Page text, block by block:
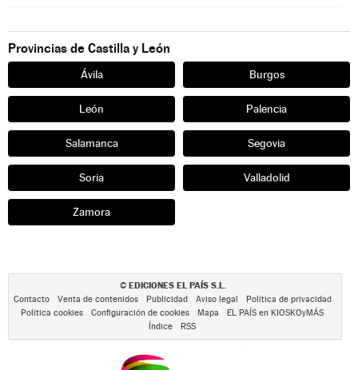
Provincias de Castilla y León
Ávila Burgos
León Palencia
Salamanca Segovia
Soria Valladolid
Zamora
© EDICIONES EL PAÍS S.L.
Contacto Venta de contenidos Publicidad Aviso legal
Política de privacidad
Política cookies
Configuración de cookies Mapa
EL PAÍS en KIOSKOyMÁS
Índice
RSS